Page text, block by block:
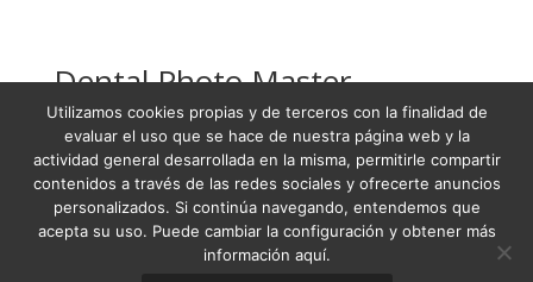
Dental Photo Master
USD108,19
Condiciones Generales de Venta
Términos y condiciones
Utilizamos cookies propias y de terceros con la finalidad de
evaluar el uso que se hace de nuestra página web y la
actividad general desarrollada en la misma, permitirle compartir
contenidos a través de las redes sociales y ofrecerte anuncios
personalizados. Si continúa navegando, entendemos que
acepta su uso. Puede cambiar la configuración y obtener más
información aquí.